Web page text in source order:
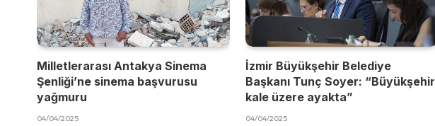
Milletlerarası Antakya Sinema
Şenliği’ne sinema başvurusu
yağmuru
04/04/2025
İzmir Büyükşehir Belediye
Başkanı Tunç Soyer: “Büyükşehir
kale üzere ayakta”
04/04/2025